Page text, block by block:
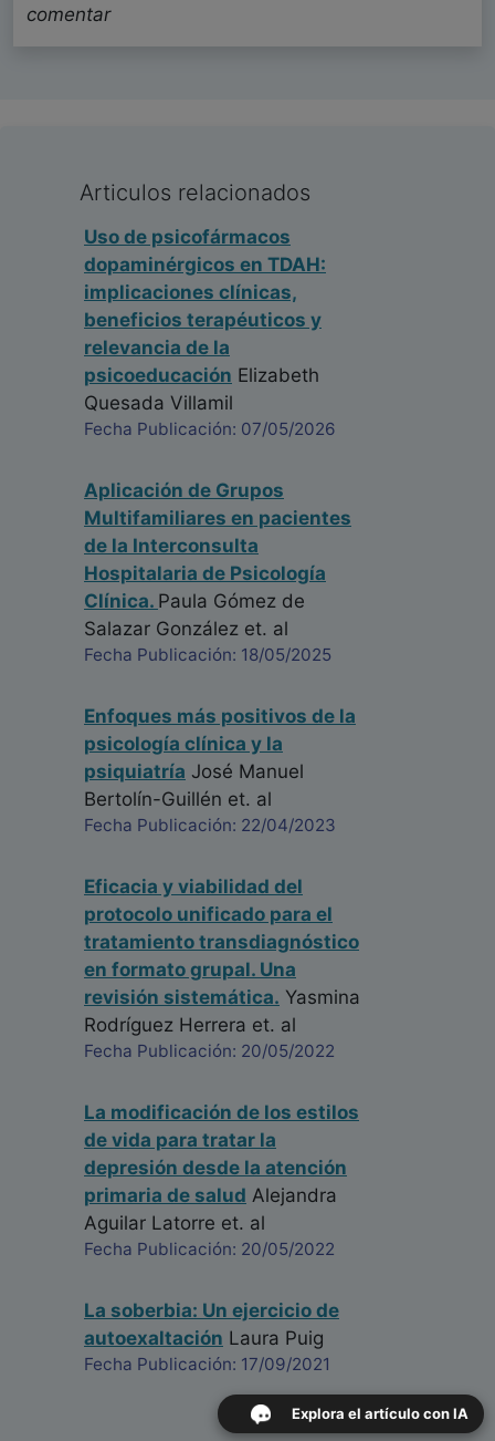
comentar
Articulos relacionados
Uso de psicofármacos
dopaminérgicos en TDAH:
implicaciones clínicas,
beneficios terapéuticos y
relevancia de la
psicoeducación Elizabeth
Quesada Villamil
Fecha Publicación: 07/05/2026
Aplicación de Grupos
Multifamiliares en pacientes
de la Interconsulta
Hospitalaria de Psicología
Clínica. Paula Gómez de
Salazar González et. al
Fecha Publicación: 18/05/2025
Enfoques más positivos de la
psicología clínica y la
psiquiatría José Manuel
Bertolín-Guillén et. al
Fecha Publicación: 22/04/2023
Eficacia y viabilidad del
protocolo unificado para el
tratamiento transdiagnóstico
en formato grupal. Una
revisión sistemática. Yasmina
Rodríguez Herrera et. al
Fecha Publicación: 20/05/2022
La modificación de los estilos
de vida para tratar la
depresión desde la atención
primaria de salud Alejandra
Aguilar Latorre et. al
Fecha Publicación: 20/05/2022
La soberbia: Un ejercicio de
autoexaltación Laura Puig
Fecha Publicación: 17/09/2021
Explora el artículo con IA